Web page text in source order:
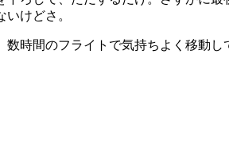
けどさ。
時間のフライトで気持ちよく移動